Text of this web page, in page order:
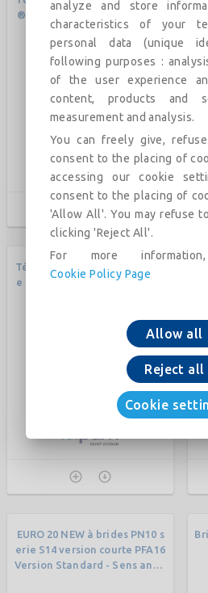
® avec joint UNIVERSAL STD
Vi DN80-700
Tés 2EB à joint Standard (brid
e orientable ) PN16 DN60-200
EURO 20 NEW à brides PN10 s
erie S14 version courte PFA16
Version Standard - Sens antih
analyze and store
characteristics of your
personal data (unique
following purposes :
of the user experience
content, products and
measurement and analysis.
You can freely give,
consent to the placing of
accessing our cookie
consent to the placing of
'Allow All'. You may refuse
clicking 'Reject All'.
For more
Cookie Policy Page
Allow all
Reject all
Cookie